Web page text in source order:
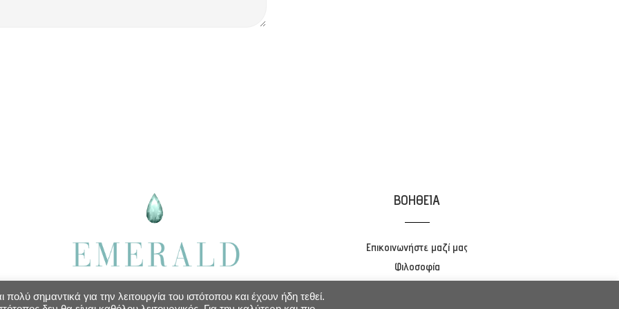
ΒΟΗΘΕΙΑ
Επικοινωνήστε μαζί μας
Φιλοσοφία
σημαντικά για την λειτουργία του ιστότοπου και έχουν ήδη τεθεί.